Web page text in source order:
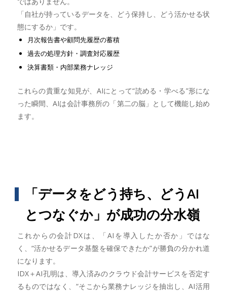
「自社が持っているデータを、どう保持し、どう活かせる状
態にするか」です。
月次報告書や顧問先履歴の蓄積
過去の処理方針・調査対応履歴
決算書類・内部業務ナレッジ
これらの貴重な知見が、AIにとって“読める・学べる”形にな
った瞬間、AIは会計事務所の「第二の脳」として機能し始め
ます。
「データをどう持ち、どうAI
とつなぐか」が成功の分水嶺
これからの会計DXは、「AIを導入したか否か」ではな
く、“活かせるデータ基盤を確保できたか”が勝負の分かれ道
になります。
IDX＋AI孔明は、導入済みのクラウド会計サービスを否定す
るものではなく、“そこから業務ナレッジを抽出し、AI活用